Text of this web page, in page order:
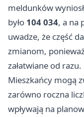
meldunków
było 104 034, a na
uwadze, że część
zmianom,
załatwiane od razu.
Mieszkańcy mogą
zarówno roczna
wpływają na